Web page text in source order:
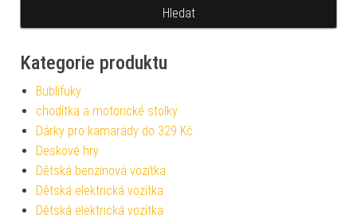
Kategorie produktu
Bublifuky
chodítka a motorické stolky
Dárky pro kamarády do 329 Kč
Deskové hry
Dětská benzínová vozítka
Dětská elektrická vozítka
Dětská elektrická vozítka